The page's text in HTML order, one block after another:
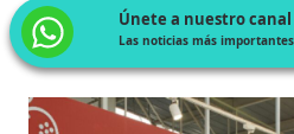
Únete a nuestro
Las noticias más